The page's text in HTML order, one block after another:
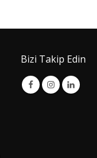
Bizi Takip Edin